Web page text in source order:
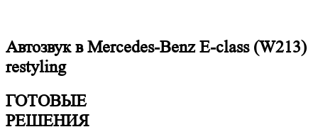
Автозвук в Mercedes-Benz E-class (W213)
restyling
ГОТОВЫЕ
РЕШЕНИЯ